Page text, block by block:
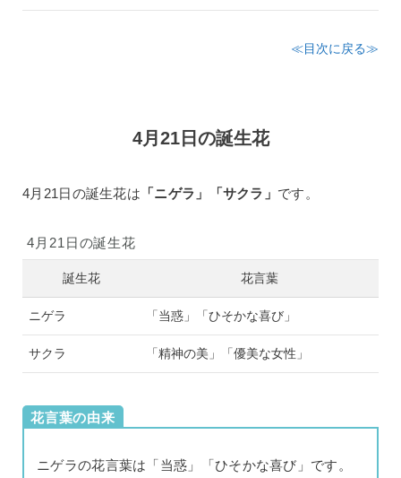
≪目次に戻る≫
4月21日の誕生花
4月21日の誕生花は 「ニゲラ」「サクラ」 です。
4月21日の誕生花
誕生花 花言葉
ニゲラ 「当惑」「ひそかな喜び」
サクラ 「精神の美」「優美な女性」
花言葉の由来
ニゲラの花言葉は「当惑」「ひそかな喜び」です。